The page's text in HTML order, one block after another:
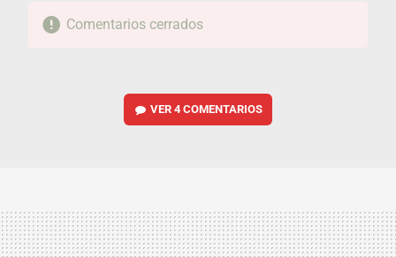
Comentarios cerrados
VER4 COMENTARIOS